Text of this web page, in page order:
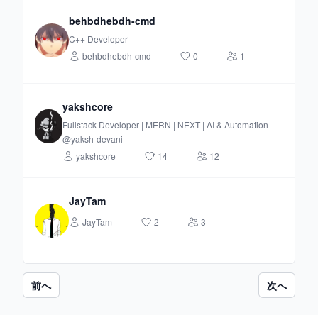
behbdhebdh-cmd
C++ Developer
behbdhebdh-cmd
0 1
yakshcore
Fullstack Developer | MERN | NEXT | AI & Automation
@yaksh-devani
yakshcore
14 12
JayTam
JayTam 2 3
前へ 次へ